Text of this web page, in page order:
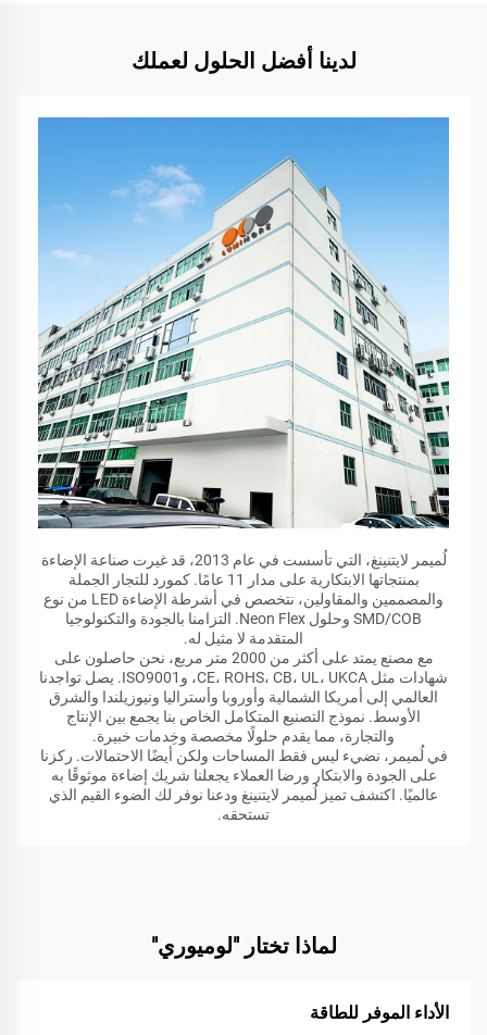
لدينا أفضل الحلول لعملك
لُميمر لايتنينغ، التي تأسست في عام 2013، قد غيرت صناعة الإضاءة
بمنتجاتها الابتكارية على مدار 11 عامًا. كمورد للتجار الجملة
والمصممين والمقاولين، نتخصص في أشرطة الإضاءة LED من نوع
SMD/COB وحلول Neon Flex. التزامنا بالجودة والتكنولوجيا
المتقدمة لا مثيل له.
مع مصنع يمتد على أكثر من 2000 متر مربع، نحن حاصلون على
شهادات مثل CE، ROHS، CB، UL، UKCA، وISO9001. يصل تواجدنا
العالمي إلى أمريكا الشمالية وأوروبا وأستراليا ونيوزيلندا والشرق
الأوسط. نموذج التصنيع المتكامل الخاص بنا يجمع بين الإنتاج
والتجارة، مما يقدم حلولًا مخصصة وخِدمات خبيرة.
في لُميمر، نضيء ليس فقط المساحات ولكن أيضًا الاحتمالات. ركزنا
على الجودة والابتكار ورضا العملاء يجعلنا شريك إضاءة موثوقًا به
عالميًا. اكتشف تميز لُميمر لايتنينغ ودعنا نوفر لك الضوء القيم الذي
تستحقه.
لماذا تختار "لوميوري"
الأداء الموفر للطاقة